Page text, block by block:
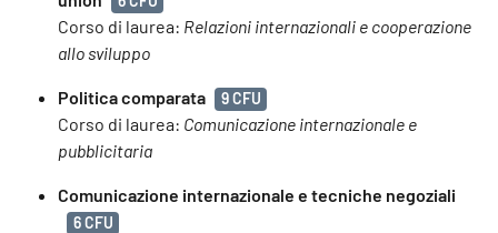
Corso di laurea: Relazioni internazionali e cooperazione
allo sviluppo
Politica comparata 9 CFU
Corso di laurea: Comunicazione internazionale e
pubblicitaria
Comunicazione internazionale e tecniche negoziali
6 CFU